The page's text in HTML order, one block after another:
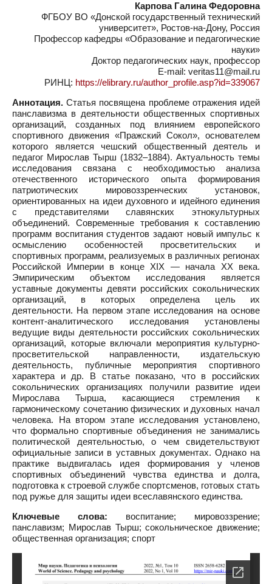
Карпова Галина Федоровна
ФГБОУ ВО «Донской государственный технический
университет», Ростов-на-Дону, Россия
Профессор кафедры «Образование и педагогические
науки»
Доктор педагогических наук, профессор
E-mail: veritas11@mail.ru
РИНЦ: https://elibrary.ru/author_profile.asp?id=339067
Аннотация. Статья посвящена проблеме отражения идей
панславизма в деятельности общественных спортивных
организаций, созданных под влиянием европейского
спортивного движения «Пражский Сокол», основателем
которого является чешский общественный деятель и
педагог Мирослав Тырш (1832–1884). Актуальность темы
исследования связана с необходимостью анализа
отечественного исторического опыта формирования
патриотических мировоззренческих установок,
ориентированных на идеи духовного и идейного единения
с представителями славянских этнокультурных
объединений. Современные требования к составлению
программ воспитания студентов задают новый импульс к
осмыслению особенностей просветительских и
спортивных программ, реализуемых в различных регионах
Российской Империи в конце XIX — начала XX века.
Эмпирическим объектом исследования является
уставные документы девяти российских сокольнических
организаций, в которых определена цель их
деятельности. На первом этапе исследования на основе
контент-аналитического исследования установлены
ведущие виды деятельности российских сокольнических
организаций, которые включали мероприятия культурно-
просветительской направленности, издательскую
деятельность, публичные мероприятия спортивного
характера и др. В статье показано, что в российских
сокольнических организациях получили развитие идеи
Мирослава Тырша, касающиеся стремления к
гармоническому сочетанию физических и духовных начал
человека. На втором этапе исследования установлено,
что формально спортивные объединения не занимались
политической деятельностью, о чем свидетельствуют
официальные записи в уставных документах. Однако на
практике выдвигалась идея формирования у членов
спортивных объединений чувства единства и долга,
подготовка к строевой службе спортсменов, готовых стать
под ружье для защиты идеи всеславянского единства.
Ключевые слова: воспитание; мировоззрение;
панславизм; Мирослав Тырш; сокольническое движение;
общественная организация; спорт